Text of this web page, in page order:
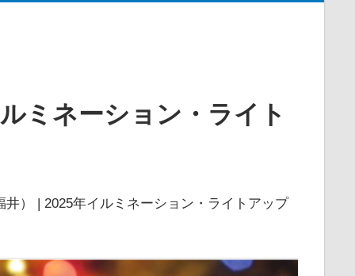
ミネーション・ライト
井） | 2025年イルミネーション・ライトアップ